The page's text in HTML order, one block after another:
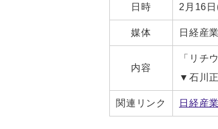
日時 2月16
媒体 日経産
内容
「リチ
▼石川
関連リンク 日経産